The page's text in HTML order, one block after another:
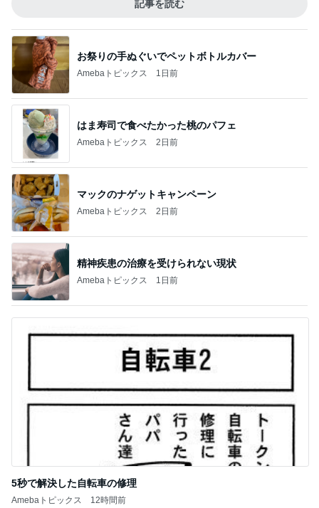
記事を読む
お祭りの手ぬぐいでペットボトルカバー
Amebaトピックス 1日前
はま寿司で食べたかった桃のパフェ
Amebaトピックス 2日前
マックのナゲットキャンペーン
Amebaトピックス 2日前
精神疾患の治療を受けられない現状
Amebaトピックス 1日前
5秒で解決した自転車の修理
Amebaトピックス 12時間前